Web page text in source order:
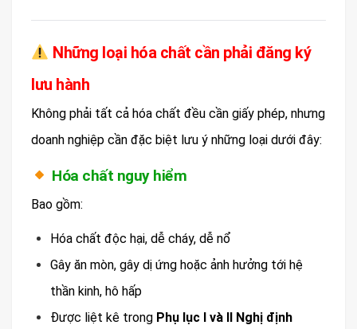
Những loại hóa chất cần phải đăng ký
lưu hành
Không phải tất cả hóa chất đều cần giấy phép, nhưng
doanh nghiệp cần đặc biệt lưu ý những loại dưới đây:
Hóa chất nguy hiểm
Bao gồm:
Hóa chất độc hại, dễ cháy, dễ nổ
Gây ăn mòn, gây dị ứng hoặc ảnh hưởng tới hệ
thần kinh, hô hấp
Được liệt kê trong Phụ lục I và II Nghị định